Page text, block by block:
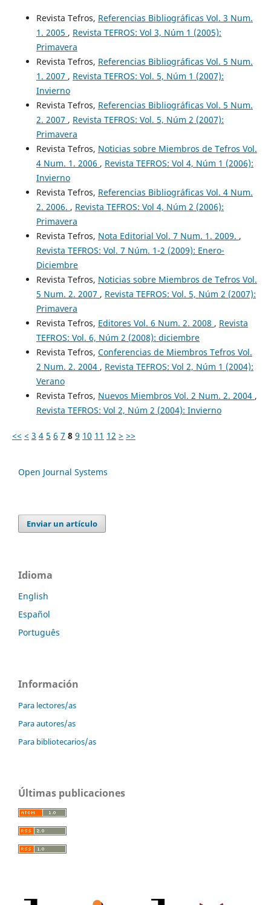
Revista Tefros, Referencias Bibliográficas Vol. 3 Num.
1. 2005 , Revista TEFROS: Vol 3, Núm 1 (2005):
Primavera
Revista Tefros, Referencias Bibliográficas Vol. 5 Num.
1. 2007 , Revista TEFROS: Vol. 5, Núm 1 (2007):
Invierno
Revista Tefros, Referencias Bibliográficas Vol. 5 Num.
2. 2007 , Revista TEFROS: Vol. 5, Núm 2 (2007):
Primavera
Revista Tefros, Noticias sobre Miembros de Tefros Vol.
4 Num. 1. 2006 , Revista TEFROS: Vol 4, Núm 1 (2006):
Invierno
Revista Tefros, Referencias Bibliográficas Vol. 4 Num.
2. 2006. , Revista TEFROS: Vol 4, Núm 2 (2006):
Primavera
Revista Tefros, Nota Editorial Vol. 7 Num. 1. 2009. ,
Revista TEFROS: Vol. 7 Núm. 1-2 (2009): Enero-
Diciembre
Revista Tefros, Noticias sobre Miembros de Tefros Vol.
5 Num. 2. 2007 , Revista TEFROS: Vol. 5, Núm 2 (2007):
Primavera
Revista Tefros, Editores Vol. 6 Num. 2. 2008 , Revista
TEFROS: Vol. 6, Núm 2 (2008): diciembre
Revista Tefros, Conferencias de Miembros Tefros Vol.
2 Num. 2. 2004 , Revista TEFROS: Vol 2, Núm 1 (2004):
Verano
Revista Tefros, Nuevos Miembros Vol. 2 Num. 2. 2004 ,
Revista TEFROS: Vol 2, Núm 2 (2004): Invierno
<< < 3 4 5 6 7 8 9 10 11 12 > >>
Open Journal Systems
Enviar un artículo
Idioma
English
Español
Português
Información
Para lectores/as
Para autores/as
Para bibliotecarios/as
Últimas publicaciones